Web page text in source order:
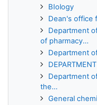
BIology
Dean's office
Department
of pharmacy...
Department
Department
the...
General